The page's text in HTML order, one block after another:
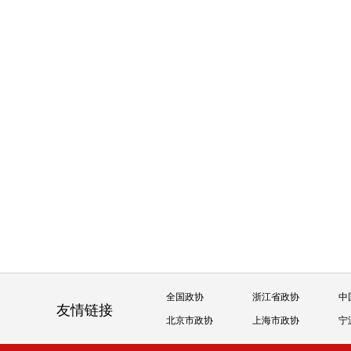
友情链接
全国政协 浙江省政协 中
北京市政协 上海市政协 宁